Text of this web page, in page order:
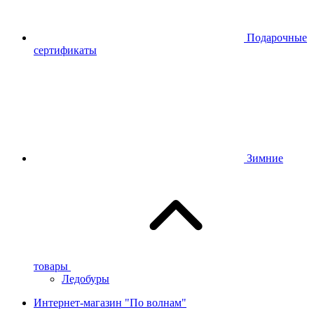
Подарочные
сертификаты
Зимние
товары
Ледобуры
Интернет-магазин "По волнам"